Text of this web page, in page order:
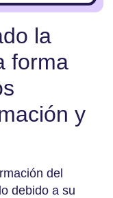
la
forma
y
del
debido a su